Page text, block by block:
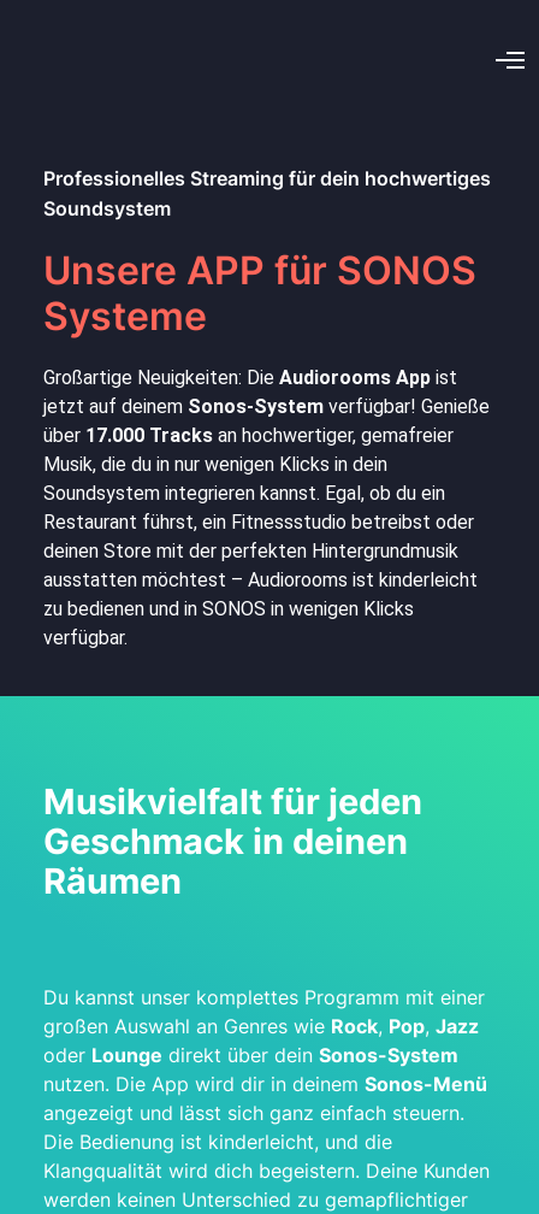
Professionelles Streaming für dein hochwertiges
Soundsystem
Unsere APP für SONOS
Systeme
Großartige Neuigkeiten: Die Audiorooms Appist
jetzt auf deinem Sonos-Systemverfügbar! Genieße
über 17.000 Tracksan hochwertiger, gemafreier
Musik, die du in nur wenigen Klicks in dein
Soundsystem integrieren kannst. Egal, ob du ein
Restaurant führst, ein Fitnessstudio betreibst oder
deinen Store mit der perfekten Hintergrundmusik
ausstatten möchtest – Audiorooms ist kinderleicht
zu bedienen und in SONOS in wenigen Klicks
verfügbar.
Musikvielfalt für jeden
Geschmack in deinen
Räumen
Du kannst unser komplettes Programm mit einer
großen Auswahl an Genres wie Rock, Pop, Jazz
oder Lounge direkt über dein Sonos-System
nutzen. Die App wird dir in deinem Sonos-Menü
angezeigt und lässt sich ganz einfach steuern.
Die Bedienung ist kinderleicht, und die
Klangqualität wird dich begeistern. Deine Kunden
werden keinen Unterschied zu gemapflichtiger